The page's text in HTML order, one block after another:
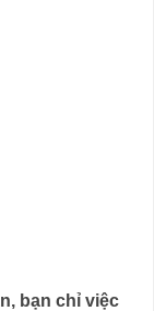
bạn chỉ việc